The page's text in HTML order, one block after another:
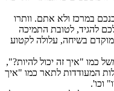
במרכז ולא אתם. וותרו
להגיד, לטובת התמיכה
בשיחה, עלולה לקטוע
כמו "איך זה יכול להיות?",
המעודדות לתאר כמו "איך
וכו'.